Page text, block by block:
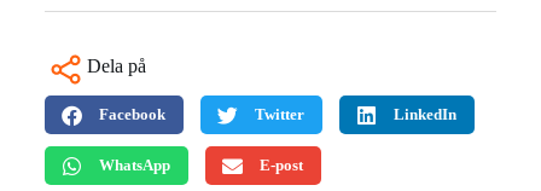
Dela på
Facebook Twitter LinkedIn
WhatsApp E-post